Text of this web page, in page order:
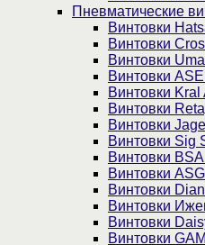
Пневматические
Винтовки
Винтовки
Винтовки
Винтовки
Винтовки Kral
Винтовки
Винтовки
Винтовки Sig
Винтовки
Винтовки
Винтовки
Винтовки
Винтовки
Винтовки